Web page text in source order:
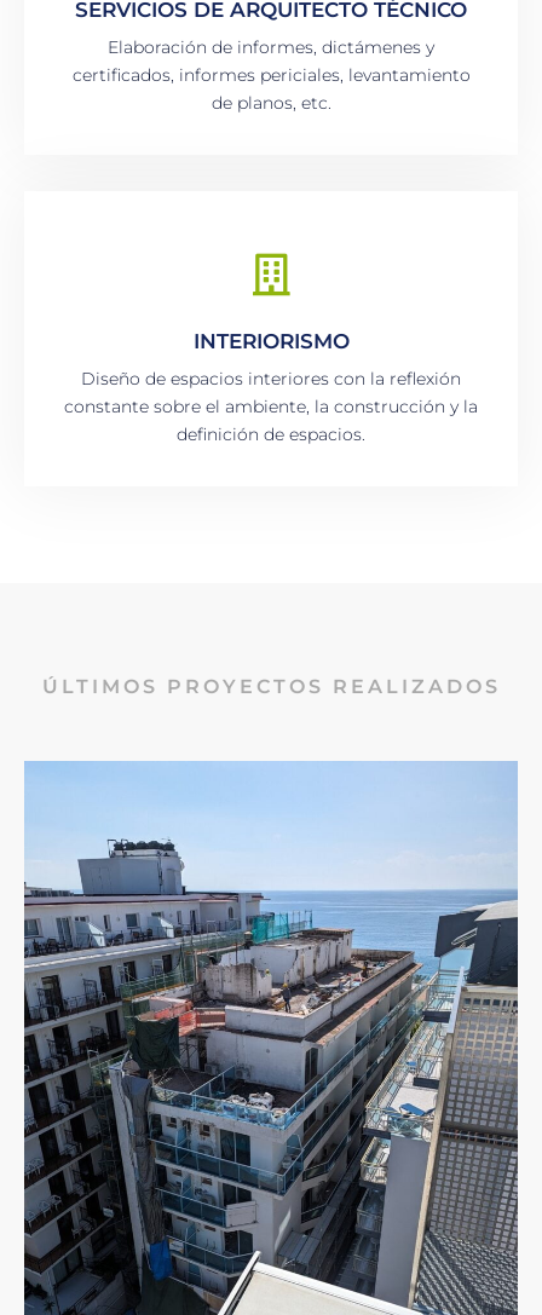
SERVICIOS DE ARQUITECTO TÉCNICO
Elaboración de informes, dictámenes y
certificados, informes periciales, levantamiento
de planos, etc.
INTERIORISMO
Diseño de espacios interiores con la reflexión
constante sobre el ambiente, la construcción y la
definición de espacios.
ÚLTIMOS PROYECTOS REALIZADOS